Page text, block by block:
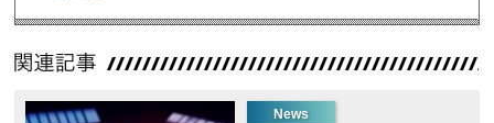
News